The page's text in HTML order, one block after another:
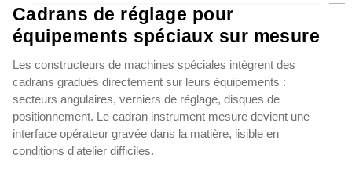
Cadrans de réglage pour
équipements spéciaux sur mesure
Les constructeurs de machines spéciales intègrent des
cadrans gradués directement sur leurs équipements :
secteurs angulaires, verniers de réglage, disques de
positionnement. Le cadran instrument mesure devient une
interface opérateur gravée dans la matière, lisible en
conditions d'atelier difficiles.